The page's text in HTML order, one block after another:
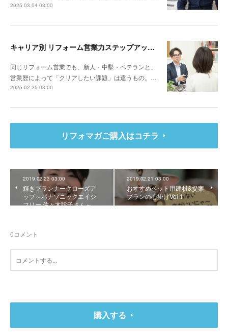
2025.03.04 03:00
キャリア別 リフォーム営業力ステップアップ計画～リビングサーラ（愛知県豊橋市）山本 亮さん
同じリフォーム営業でも、新人・中堅・ベテランと、
営業歴によって「クリアしたい課題」は違うもの。…
2025.02.25 03:00
リフォマガご購入はコチラ
2019.02.23 03:00
輝きプランナークローズア
ップ～パナソニックエイジ
フリー 佐々木聡子さん～…
2019.02.21 03:00
おすすめペット用建材&提案
プランの心掛けVol.1
0コメント
購入する